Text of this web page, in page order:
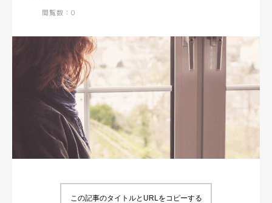
閲覧数：0
この記事のタイトルとURLをコピーする